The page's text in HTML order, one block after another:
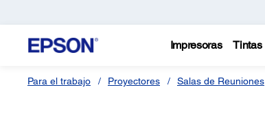
Impresoras Tintas
Para el trabajo Proyectores Salas de Reuniones